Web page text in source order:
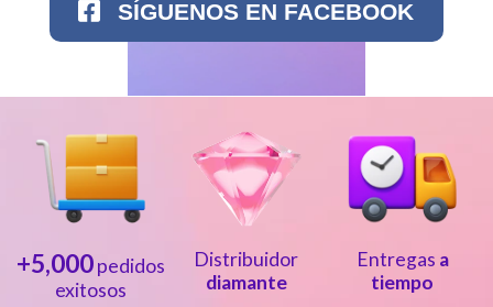
SÍGUENOS EN FACEBOOK
+5,000pedidos
exitosos
Distribuidor
diamante
Entregas a
tiempo